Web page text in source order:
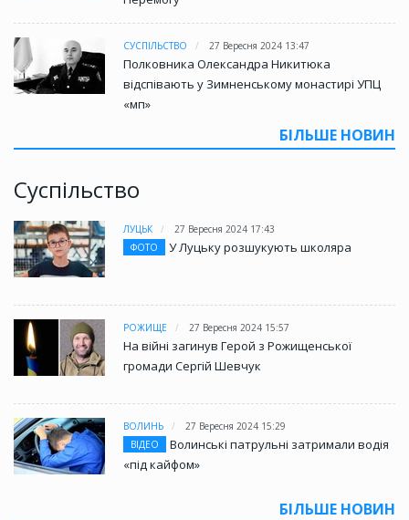
СУСПІЛЬСТВО 27 Вересня 2024 13:47
Полковника Олександра Никитюка
відспівають у Зимненському монастирі УПЦ
«мп»
БІЛЬШЕ НОВИН
Суспільство
ЛУЦЬК
27 Вересня 2024 17:43
ФОТО
У Луцьку розшукують школяра
РОЖИЩЕ 27 Вересня 2024 15:57
На війні загинув Герой з Рожищенської
громади Сергій Шевчук
ВОЛИНЬ
27 Вересня 2024 15:29
ВІДЕО
Волинські патрульні затримали водія
«під кайфом»
БІЛЬШЕ НОВИН